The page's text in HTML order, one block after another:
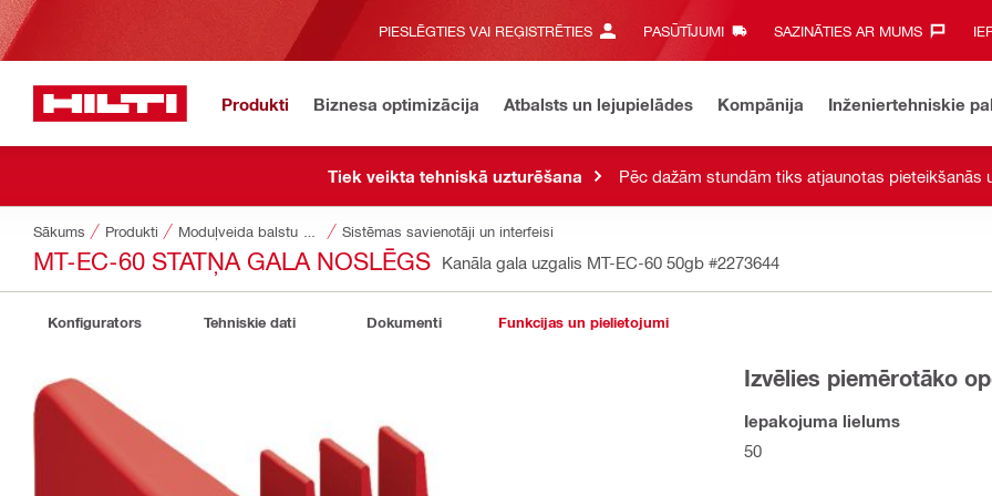
PIESLĒGTIES VAI REĢISTRĒTIES PASŪTĪJUMI SAZINĀTIES AR MUMS‎
Produkti Biznesa optimizācija Atbalsts un lejupielādes Kompānija Inženiertehniskie
Tiek veikta tehniskā uzturēšana Pēc dažām stundām tiks atjaunotas pieteikšanās
Sākums Produkti Sistēmas savienotāji un interfeisi
MT-EC-60 STATŅA GALA NOSLĒGS Kanāla gala uzgalis MT-EC-60 50gb #2273644
Konfigurators Tehniskie dati Dokumenti Funkcijas un pielietojumi
Izvēlies piemērotāko
Iepakojuma lielums
50